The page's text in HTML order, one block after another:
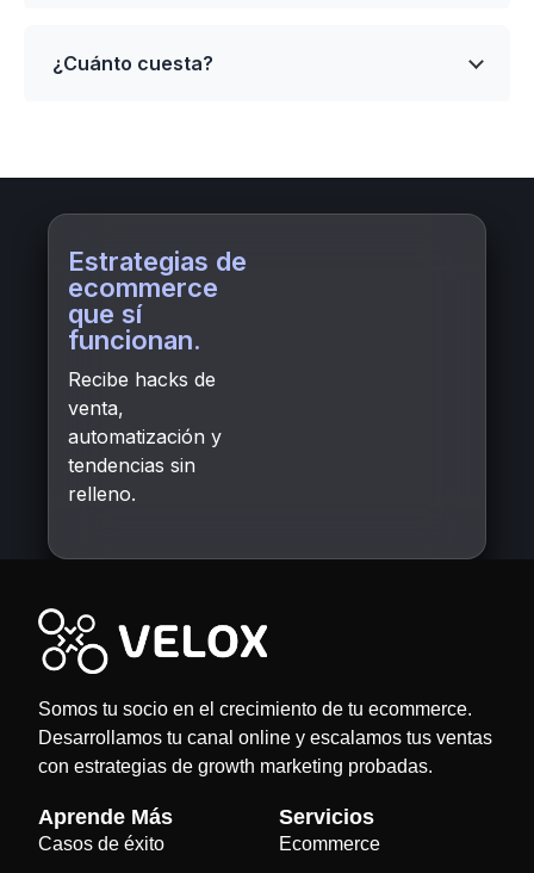
¿Cuánto cuesta?
Estrategias de
ecommerce
que sí
funcionan.
Recibe hacks de
venta,
automatización y
tendencias sin
relleno.
Somos tu socio en el crecimiento de tu ecommerce.
Desarrollamos tu canal online y escalamos tus ventas
con estrategias de growth marketing probadas.
Aprende Más
Casos de éxito
Servicios
Ecommerce